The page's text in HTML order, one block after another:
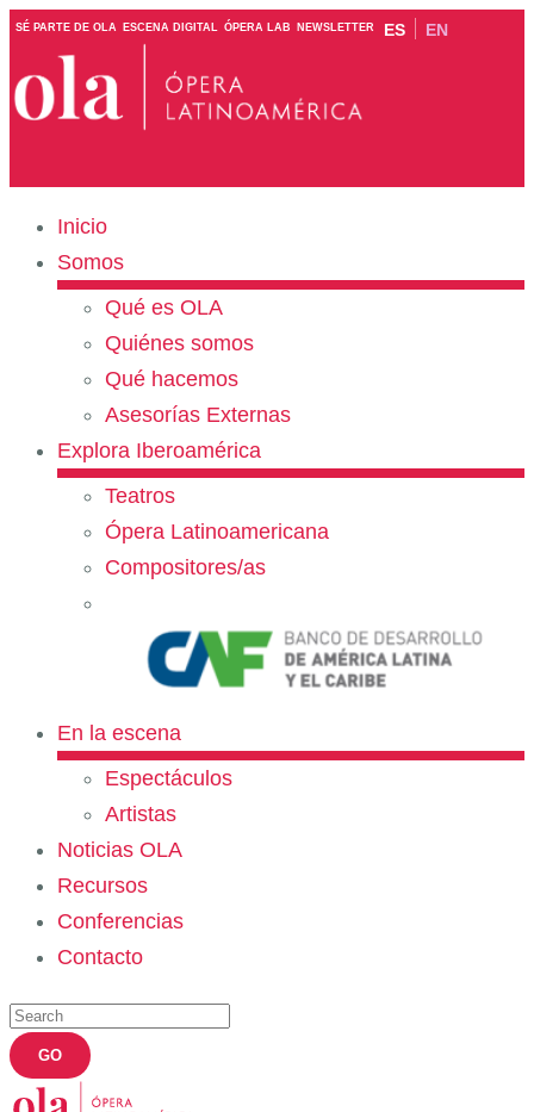
SÉ PARTE DE OLA ESCENA DIGITAL ÓPERA LAB NEWSLETTER ES EN
Inicio
Somos
Qué es OLA
Quiénes somos
Qué hacemos
Asesorías Externas
Explora Iberoamérica
Teatros
Ópera Latinoamericana
Compositores/as
En la escena
Espectáculos
Artistas
Noticias OLA
Recursos
Conferencias
Contacto